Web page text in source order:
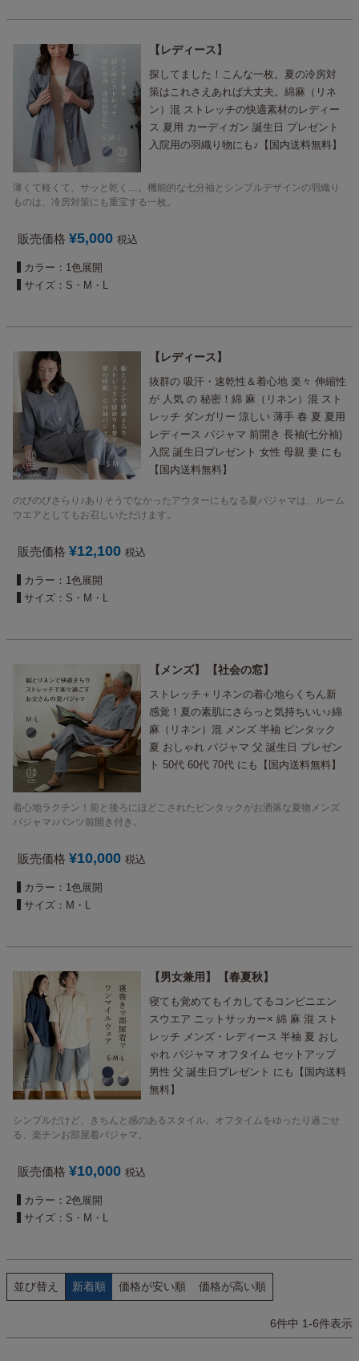
レディース
探してました！こんな一枚。夏の冷房対
策はこれさえあれば大丈夫。綿麻（リネ
ン）混 ストレッチの快適素材のレディー
ス 夏用 カーディガン 誕生日 プレゼント
入院用の羽織り物にも♪【国内送料無料】
薄くて軽くて、サッと乾く…。機能的な七分袖とシンプルデザインの羽織り
ものは、冷房対策にも重宝する一枚。
販売価格 ¥5,000 税込
カラー：1色展開
サイズ：S・M・L
レディース
抜群の 吸汗・速乾性＆着心地 楽々 伸縮性
が 人気 の 秘密！綿 麻（リネン）混 スト
レッチ ダンガリー 涼しい 薄手 春 夏 夏用
レディース パジャマ 前開き 長袖(七分袖)
入院 誕生日プレゼント 女性 母親 妻 にも
【国内送料無料】
のびのびさらり♪ありそうでなかったアウターにもなる夏パジャマは、ルーム
ウエアとしてもお召しいただけます。
販売価格 ¥12,100 税込
カラー：1色展開
サイズ：S・M・L
メンズ 社会の窓
ストレッチ＋リネンの着心地らくちん新
感覚！夏の素肌にさらっと気持ちいい♪綿
麻（リネン）混 メンズ 半袖 ピンタック
夏 おしゃれ パジャマ 父 誕生日 プレゼン
ト 50代 60代 70代 にも【国内送料無料】
着心地ラクチン！前と後ろにほどこされたピンタックがお洒落な夏物メンズ
パジャマ♪パンツ前開き付き。
販売価格 ¥10,000 税込
カラー：1色展開
サイズ：M・L
男女兼用 春夏秋
寝ても覚めてもイカしてるコンビニエン
スウエア ニットサッカー× 綿 麻 混 スト
レッチ メンズ・レディース 半袖 夏 おし
ゃれ パジャマ オフタイム セットアップ
男性 父 誕生日プレゼント にも【国内送料
無料】
シンプルだけど、きちんと感のあるスタイル。オフタイムをゆったり過ごせ
る、楽チンお部屋着パジャマ。
販売価格 ¥10,000 税込
カラー：2色展開
サイズ：S・M・L
並び替え 新着順 価格が安い順 価格が高い順
6件中 1-6件表示